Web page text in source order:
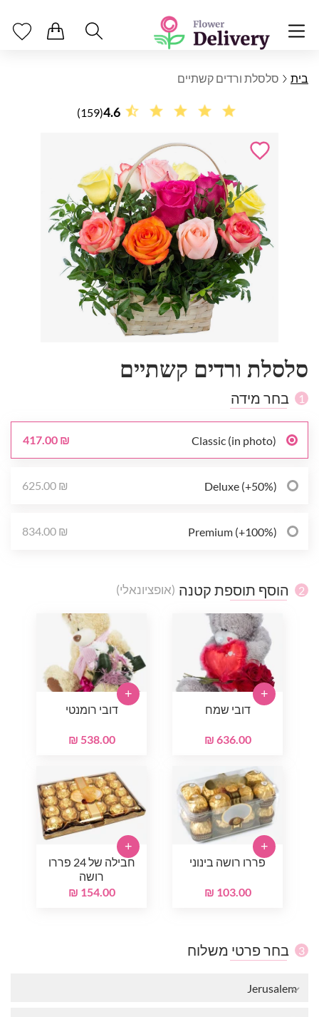
בית סלסלת ורדים קשתיים
4.6
(159)
סלסלת ורדים קשתיים
1 בחר מידה
Classic (in photo)
417.00 ₪
Deluxe (+50%)
625.00 ₪
Premium (+100%)
834.00 ₪
2 הוסף תוספת קטנה (אופציונאלי)
דובי שמח
636.00 ₪
+
דובי רומנטי
538.00 ₪
+
פררו רושה בינוני
103.00 ₪
+
חבילה של 24 פררו
רושה
154.00 ₪
+
3 בחר פרטי משלוח
Jerusalem